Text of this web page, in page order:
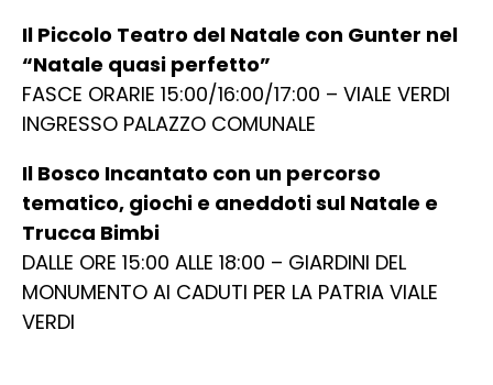
Il Piccolo Teatro del Natale con Gunter nel
“Natale quasi perfetto”
FASCE ORARIE 15:00/16:00/17:00 – VIALE VERDI
INGRESSO PALAZZO COMUNALE
Il Bosco Incantato con un percorso
tematico, giochi e aneddoti sul Natale e
Trucca Bimbi
DALLE ORE 15:00 ALLE 18:00 – GIARDINI DEL
MONUMENTO AI CADUTI PER LA PATRIA VIALE
VERDI